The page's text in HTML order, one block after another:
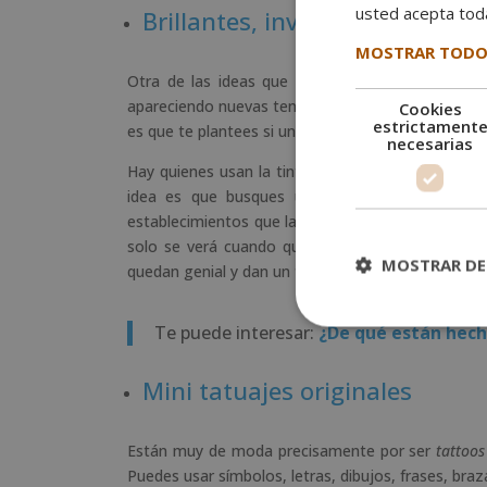
Brillantes, invisibles o blancos
Otra de las ideas que puedes utilizar para que
apareciendo nuevas tendencias en tintas. Una de
es que te plantees si un nuevo estilo de tinta
Hay quienes usan la tinta brillante para destacar
idea es que busques un estudio en el que
establecimientos que las usan. Por un lado, la
solo se verá cuando quieras. En cambio, la
quedan genial y dan un toque de originalidad único.
Te puede interesar:¿De qué están
Mini tatuajes originales
Están muy de moda precisamente por ser tattoos
Puedes usar símbolos, letras, dibujos, frases,
usted acepta
MOSTRAR
Cookies
estrictamente
necesarias
MOSTRAR